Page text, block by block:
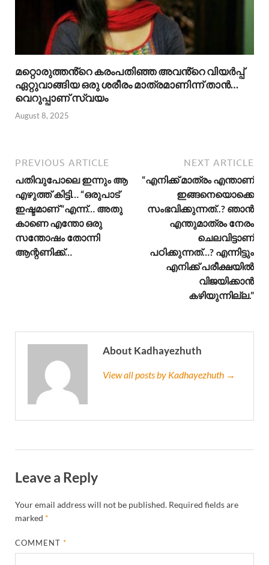
മറ്റൊരുത്തൻ്റെ കരംപതിഞ്ഞ അവൻ്റെ വിയർപ്പ്
ഏറ്റുവാങ്ങിയ ഒരു ശരീരം മാത്രമാണിന്ന് താൻ…
വെറുപ്പാണ് സ്വയം
August 8, 2025
PREVIOUS ARTICLE
പതിവുപോലെ ഇന്നും ആ
എഴുത്ത് കിട്ടി… “ഒരുപാട്
ഇഷ്ടമാണ് “എന്ന്… അതു
കാണെ എന്തോ ഒരു
സന്തോഷം തോന്നി
ആന്റണിക്ക്…
NEXT ARTICLE
“എനിക്ക് മാത്രം എന്താണ്
ഇങ്ങനെയൊക്കെ
സംഭവിക്കുന്നത്..? ഞാൻ
എന്തുമാത്രം നേരം
ചെലവിട്ടാണ്
പഠിക്കുന്നത്…? എന്നിട്ടും
എനിക്ക് പരീക്ഷയിൽ
വിജയിക്കാൻ
കഴിയുന്നില്ല.”
About Kadhayezhuth
View all posts by Kadhayezhuth →
Leave a Reply
Your email address will not be published. Required fields are
marked *
COMMENT*